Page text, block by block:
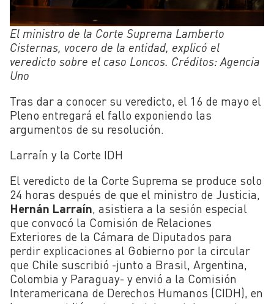
El ministro de la Corte Suprema Lamberto
Cisternas, vocero de la entidad, explicó el
veredicto sobre el caso Loncos. Créditos: Agencia
Uno
Tras dar a conocer su veredicto, el 16 de mayo el
Pleno entregará el fallo exponiendo las
argumentos de su resolución.
Larraín y la Corte IDH
El veredicto de la Corte Suprema se produce solo
24 horas después de que el ministro de Justicia,
Hernán Larraín, asistiera a la sesión especial
que convocó la Comisión de Relaciones
Exteriores de la Cámara de Diputados para
perdir explicaciones al Gobierno por la circular
que Chile suscribió -junto a Brasil, Argentina,
Colombia y Paraguay- y envió a la Comisión
Interamericana de Derechos Humanos (CIDH), en